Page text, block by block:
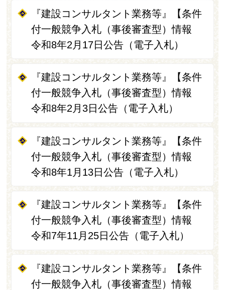
『建設コンサルタント業務等』【条件
付一般競争入札（事後審査型）情報
令和8年2月17日公告（電子入札）
『建設コンサルタント業務等』【条件
付一般競争入札（事後審査型）情報
令和8年2月3日公告（電子入札）
『建設コンサルタント業務等』【条件
付一般競争入札（事後審査型）情報
令和8年1月13日公告（電子入札）
『建設コンサルタント業務等』【条件
付一般競争入札（事後審査型）情報
令和7年11月25日公告（電子入札）
『建設コンサルタント業務等』【条件
付一般競争入札（事後審査型）情報